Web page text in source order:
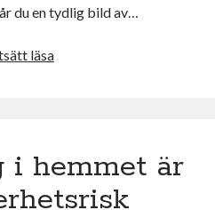
du en tydlig bild av…
läsaSäkerställ
i
och
i hemmet är